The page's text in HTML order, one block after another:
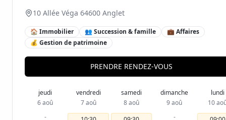
10 Allée Véga 64600 Anglet
🏠 Immobilier 👥 Succession & famille
💼 Affaires
💰 Gestion de patrimoine
PRENDRE RENDEZ-VOUS
jeudi
6 aoû
-
vendredi
7 aoû
samedi
8 aoû
dimanche
9 aoû
-
lundi
10